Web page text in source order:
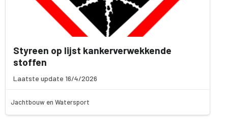
Styreen op lijst kankerverwekkende
stoffen
Laatste update 16/4/2026
Jachtbouw en Watersport